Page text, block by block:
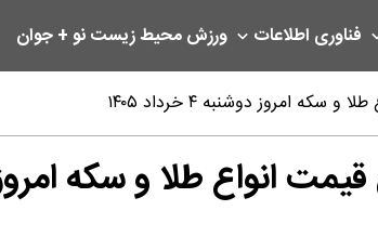
فناوری اطلاعات ورزشمحیط زیستنو + جوان
امروز دوشنبه ۴ خرداد ۱۴۰۵
طلا و سکه امروز دوشنبه ۴